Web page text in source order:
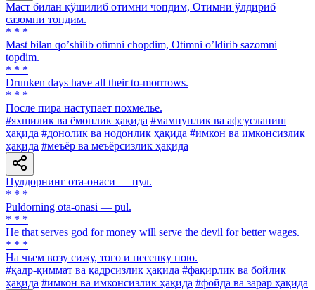
Маст билан қўшилиб отимни чопдим, Отимни ўлдириб
сазомни топдим.
* * *
Mast bilan qoʼshilib otimni chopdim, Otimni oʼldirib sazomni
topdim.
* * *
Drunken days have all their to-morrrows.
* * *
После пира наступает похмелье.
#яхшилик ва ёмонлик ҳақида #мамнунлик ва афсусланиш
ҳақида #донолик ва нодонлик ҳақида #имкон ва имконсизлик
ҳақида #меъёр ва меъёрсизлик ҳақида
Пулдорнинг ота-онаси — пул.
* * *
Puldorning ota-onasi — pul.
* * *
He that serves god for money will serve the devil for better wages.
* * *
На чьем возу сижу, того и песенку пою.
#қадр-қиммат ва қадрсизлик ҳақида #фақирлик ва бойлик
ҳақида #имкон ва имконсизлик ҳақида #фойда ва зарар ҳақида